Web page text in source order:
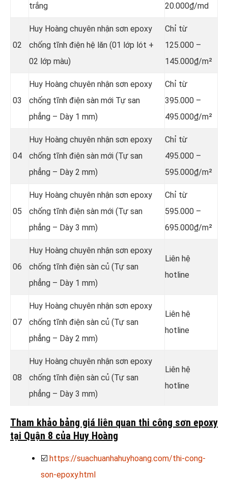
trắng
20.000₫/md
02
Huy Hoàng chuyên nhận sơn epoxy
chống tĩnh điện hệ lăn (01 lớp lót +
02 lớp màu)
Chỉ từ
125.000 –
145.000₫/m²
03
Huy Hoàng chuyên nhận sơn epoxy
chống tĩnh điện sàn mới Tự san
phẳng – Dày 1 mm)
Chỉ từ
395.000 –
495.000₫/m²
04
Huy Hoàng chuyên nhận sơn epoxy
chống tĩnh điện sàn mới (Tự san
phẳng – Dày 2 mm)
Chỉ từ
495.000 –
595.000₫/m²
05
Huy Hoàng chuyên nhận sơn epoxy
chống tĩnh điện sàn mới (Tự san
phẳng – Dày 3 mm)
Chỉ từ
595.000 –
695.000₫/m²
06
Huy Hoàng chuyên nhận sơn epoxy
chống tĩnh điện sàn củ (Tự san
phẳng – Dày 1 mm)
Liên hệ
hotline
07
Huy Hoàng chuyên nhận sơn epoxy
chống tĩnh điện sàn củ (Tự san
phẳng – Dày 2 mm)
Liên hệ
hotline
08
Huy Hoàng chuyên nhận sơn epoxy
chống tĩnh điện sàn củ (Tự san
phẳng – Dày 3 mm)
Liên hệ
hotline
Tham khảo bảng giá liên quan thi công sơn epoxy
tại Quận 8 của Huy Hoàng
☑️ https://suachuanhahuyhoang.com/thi-cong-
son-epoxy.html